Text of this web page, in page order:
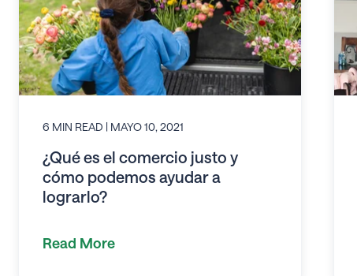
6 MIN READ | MAYO 10, 2021
¿Qué es el comercio justo y
cómo podemos ayudar a
lograrlo?
Read More